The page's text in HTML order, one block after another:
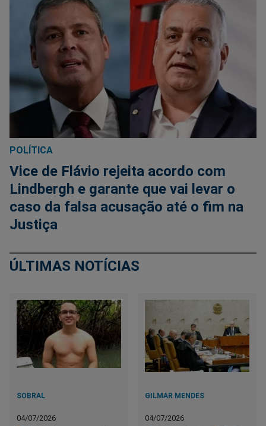
POLÍTICA
Vice de Flávio rejeita acordo com
Lindbergh e garante que vai levar o
caso da falsa acusação até o fim na
Justiça
ÚLTIMAS NOTÍCIAS
SOBRAL
04/07/2026
GILMAR MENDES
04/07/2026